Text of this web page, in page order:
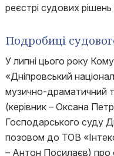
реєстрі судових рішень
Подробиці
У липні цього року
«Дніпровський
музично-драматичний
(керівник – Оксана
Господарського суду
позовом до ТОВ
– Антон Посилаєв) про